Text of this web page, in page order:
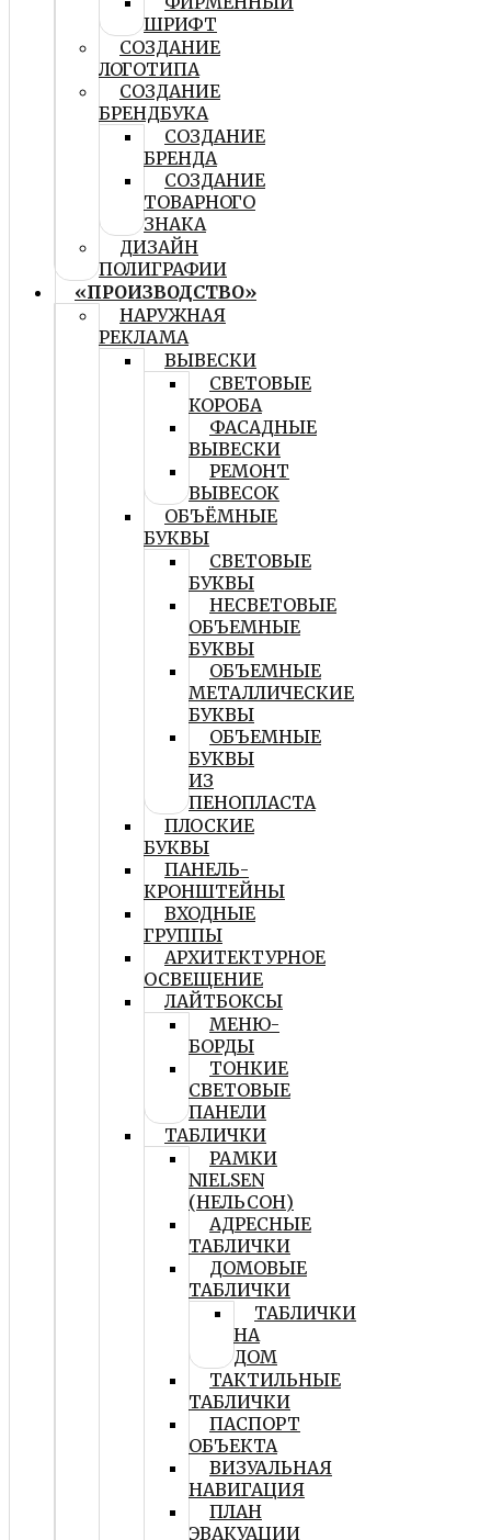
ШРИФТ
СОЗДАНИЕ
ЛОГОТИПА
СОЗДАНИЕ
БРЕНДБУКА
СОЗДАНИЕ
БРЕНДА
СОЗДАНИЕ
ТОВАРНОГО
ЗНАКА
ДИЗАЙН
ПОЛИГРАФИИ
«ПРОИЗВОДСТВО»
НАРУЖНАЯ
РЕКЛАМА
ВЫВЕСКИ
СВЕТОВЫЕ
КОРОБА
ФАСАДНЫЕ
ВЫВЕСКИ
РЕМОНТ
ВЫВЕСОК
ОБЪЁМНЫЕ
БУКВЫ
СВЕТОВЫЕ
БУКВЫ
НЕСВЕТОВЫЕ
ОБЪЕМНЫЕ
БУКВЫ
ОБЪЕМНЫЕ
МЕТАЛЛИЧЕСКИЕ
БУКВЫ
ОБЪЕМНЫЕ
БУКВЫ
ИЗ
ПЕНОПЛАСТА
ПЛОСКИЕ
БУКВЫ
ПАНЕЛЬ-
КРОНШТЕЙНЫ
ВХОДНЫЕ
ГРУППЫ
АРХИТЕКТУРНОЕ
ОСВЕЩЕНИЕ
ЛАЙТБОКСЫ
МЕНЮ-
БОРДЫ
ТОНКИЕ
СВЕТОВЫЕ
ПАНЕЛИ
ТАБЛИЧКИ
РАМКИ
NIELSEN
(НЕЛЬСОН)
АДРЕСНЫЕ
ТАБЛИЧКИ
ДОМОВЫЕ
ТАБЛИЧКИ
ТАБЛИЧКИ
НА
ДОМ
ТАКТИЛЬНЫЕ
ТАБЛИЧКИ
ПАСПОРТ
ОБЪЕКТА
ВИЗУАЛЬНАЯ
НАВИГАЦИЯ
ПЛАН
ЭВАКУАЦИИ